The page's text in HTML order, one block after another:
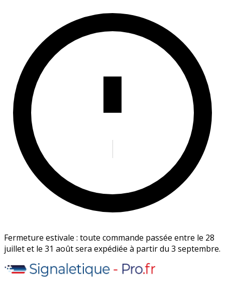
Fermeture estivale : toute commande passée entre le 28
juillet et le 31 août sera expédiée à partir du 3 septembre.